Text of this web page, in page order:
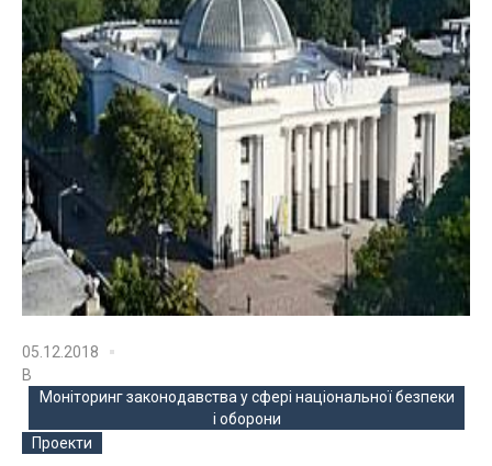
05.12.2018
В
Моніторинг законодавства у сфері національної безпеки
і оборони
Проекти